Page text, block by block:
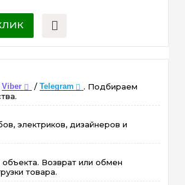
Viber / Telegram
. Подбираем
электриков, дизайнеров и
Возврат или обмен
товара.